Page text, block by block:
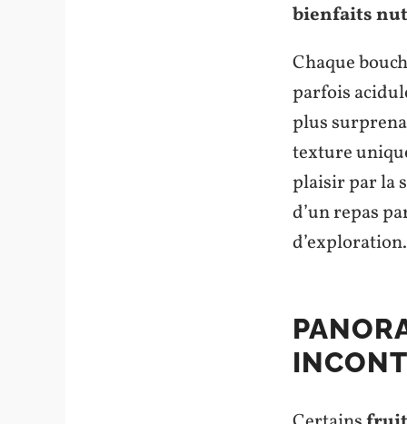
bienfaits
Chaque
parfois
plus
texture
plaisir par la
d’un repas
d’exploration.